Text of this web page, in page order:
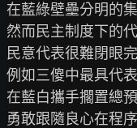
在藍綠壁壘分明的
然而民主制度下的
民意代表很難閉眼
例如三傻中最具代
在藍白攜手擱置總
勇敢跟隨良心在程